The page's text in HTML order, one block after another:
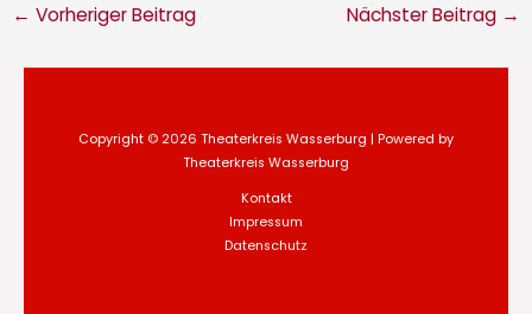
← Vorheriger Beitrag Nächster Beitrag →
Copyright © 2026 Theaterkreis Wasserburg | Powered by
Theaterkreis Wasserburg
Kontakt
Impressum
Datenschutz